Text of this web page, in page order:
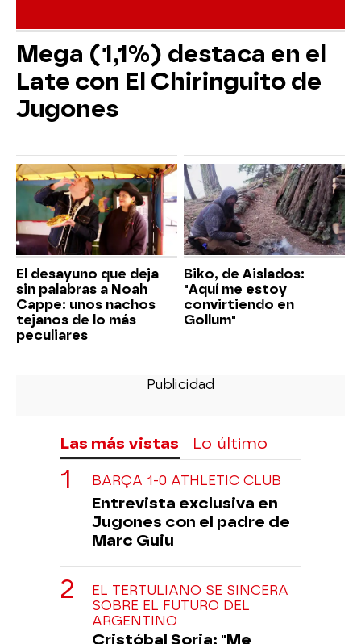
Mega (1,1%) destaca en el
Late con El Chiringuito de
Jugones
El desayuno que deja
sin palabras a Noah
Cappe: unos nachos
tejanos de lo más
peculiares
Biko, de Aislados:
"Aquí me estoy
convirtiendo en
Gollum"
Las más vistas Lo último
BARÇA 1-0 ATHLETIC CLUB
Entrevista exclusiva en
Jugones con el padre de
Marc Guiu
EL TERTULIANO SE SINCERA
SOBRE EL FUTURO DEL
ARGENTINO
Cristóbal Soria: "Me